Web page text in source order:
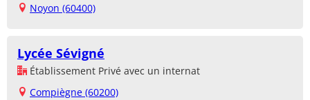
Noyon (60400)
Lycée Sévigné
Établissement Privé avec un internat
Compiègne (60200)